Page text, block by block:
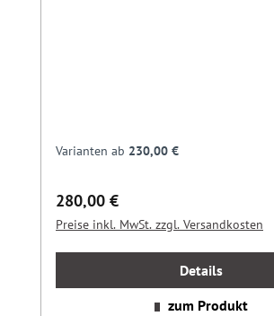
Varianten ab 230,00 €
Regulärer Preis:
280,00 €
Preise inkl. MwSt. zzgl. Versandkosten
Details
zum Produkt